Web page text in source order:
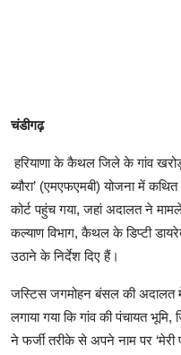
चंडीगढ़
हरियाणा के कैथल जिले के गांव
ब्यौरा’ (एमएफएमबी) योजना में कथित
कोर्ट पहुंच गया, जहां अदालत ने
कल्याण विभाग, कैथल के डिप्टी
उठाने के निर्देश दिए हैं।
जस्टिस जगमोहन बंसल की अदालत में
लगाया गया कि गांव की पंचायत
ने फर्जी तरीके से अपने नाम पर ‘मेरी